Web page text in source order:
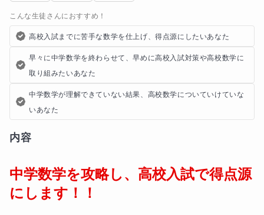
こんな生徒さんにおすすめ！
高校入試までに苦手な数学を仕上げ、得点源にしたいあなた
早々に中学数学を終わらせて、早めに高校入試対策や高校数学に
取り組みたいあなた
中学数学が理解できていない結果、高校数学についていけていな
いあなた
内容
中学数学を攻略し、高校入試で得点源
にします！！